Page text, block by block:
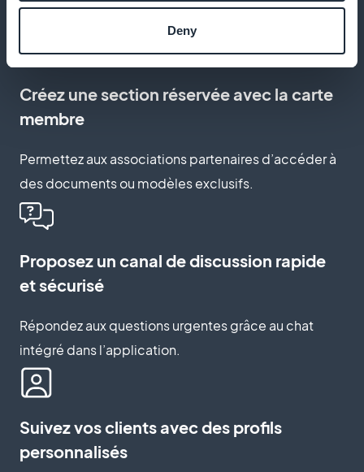
Deny
Créez une section réservée avec la carte
membre
Permettez aux associations partenaires d’accéder à
des documents ou modèles exclusifs.
Proposez un canal de discussion rapide
et sécurisé
Répondez aux questions urgentes grâce au chat
intégré dans l’application.
Suivez vos clients avec des profils
personnalisés